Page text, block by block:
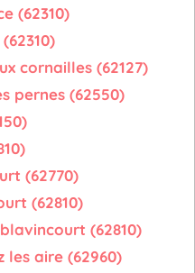
(62310)
cornailles (62127)
pernes (62550)
(62770)
(62810)
(62810)
les aire (62960)